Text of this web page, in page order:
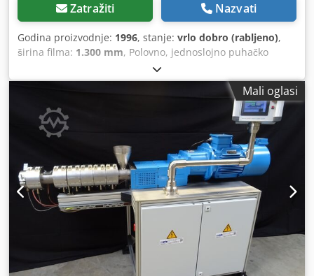
Zatražiti Nazvati
Godina proizvodnje: 1996, stanje: vrlo dobro (rabljeno),
širina filma: 1.300 mm, Polovno, jednoslojno puhačko
ekstrudiranje folije na prodaju u izvrsnom stanju, s
promjerom alata od 150 mm i kapacitetom do 100 kg/sat.
LLDPE/LDPE/MDPE/HDPE/razne mješavine. Promjer
pužnice: 65 mm Glava: • Glava za puhanje folije • Promjer
alata: 150 mm Razmak alata: 1,2 mm Kapacitet: do 100
kg/h, ovisno o sastavu materijala • Maksimalna brzina: 120
m/min • Širina namotavanja: 1.300 mm - Rezanje namota
pomoću letećeg noža Pribor: • Toranj • Gravimetrijski
sustav kontrole mase • Dozator masterbatcha •
Kalibracijska košara Stroj se može pogledati u radu.
Dkjdpfx Amoxrb Hmsgsr Prodaje se s rezervnim dijelovima.
Mali oglasi